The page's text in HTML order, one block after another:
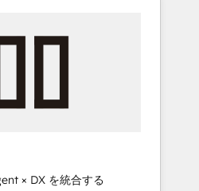
your team, migrate your
Zero downtime, full
Configure
× DX を統合する